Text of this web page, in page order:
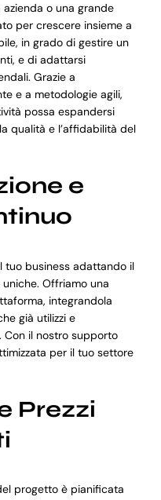
o una grande
per crescere insieme a
in grado di gestire un
e di adattarsi
Grazie a
e a metodologie agili,
possa espandersi
qualità e l’affidabilità del
e
tuo business adattando il
Offriamo una
integrandola
già utilizzi e
Con il nostro supporto
per il tuo settore
Prezzi
progetto è pianificata